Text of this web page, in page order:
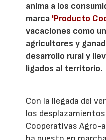
anima a los
marca 'Producto
vacaciones como
agricultores y
desarrollo rural y
ligados al territorio.
Con la llegada del
los
Cooperativas Agro-